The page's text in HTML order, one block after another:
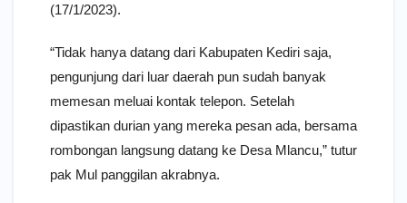
(17/1/2023).
“Tidak hanya datang dari Kabupaten Kediri saja,
pengunjung dari luar daerah pun sudah banyak
memesan meluai kontak telepon. Setelah
dipastikan durian yang mereka pesan ada, bersama
rombongan langsung datang ke Desa Mlancu,” tutur
pak Mul panggilan akrabnya.